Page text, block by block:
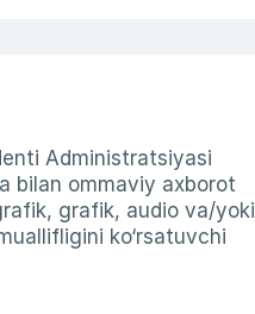
Administratsiyasi
bilan ommaviy axborot
grafik, audio va/yoki
ko‘rsatuvchi